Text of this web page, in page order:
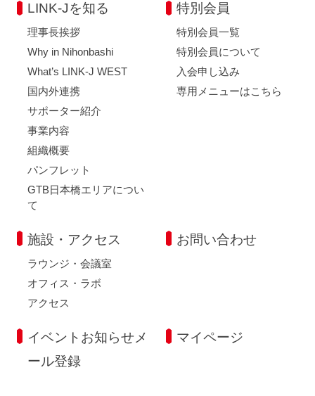
LINK-Jを知る
理事長挨拶
Why in Nihonbashi
What’s LINK-J WEST
国内外連携
サポーター紹介
事業内容
組織概要
パンフレット
GTB日本橋エリアについ
て
特別会員
特別会員一覧
特別会員について
入会申し込み
専用メニューはこちら
施設・アクセス
ラウンジ・会議室
オフィス・ラボ
アクセス
お問い合わせ
イベントお知らせメ
ール登録
マイページ